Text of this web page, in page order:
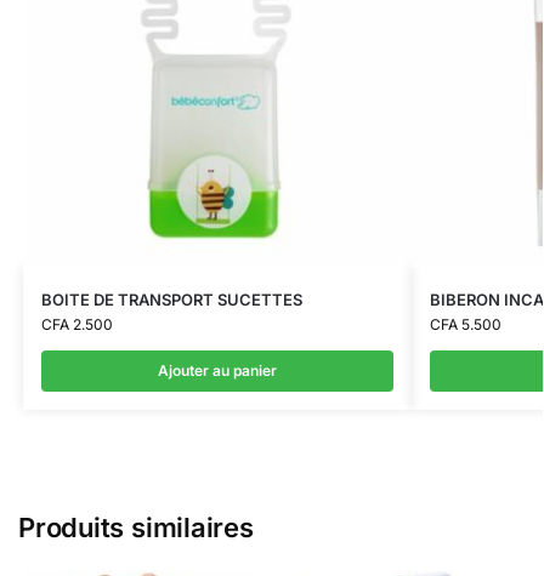
BOITE DE TRANSPORT SUCETTES
CFA2.500
Ajouter au panier
BIBERON
CFA5.500
Produits similaires